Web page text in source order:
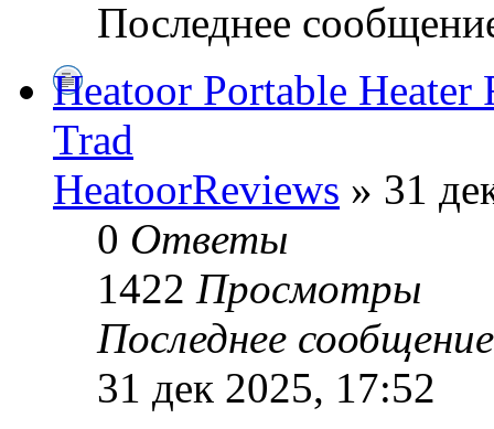
Последнее
Heatoor Portable
Trad
HeatoorReviews » 31
0 Ответы
1422 Просмотры
Последнее
31 дек 2025, 17:52